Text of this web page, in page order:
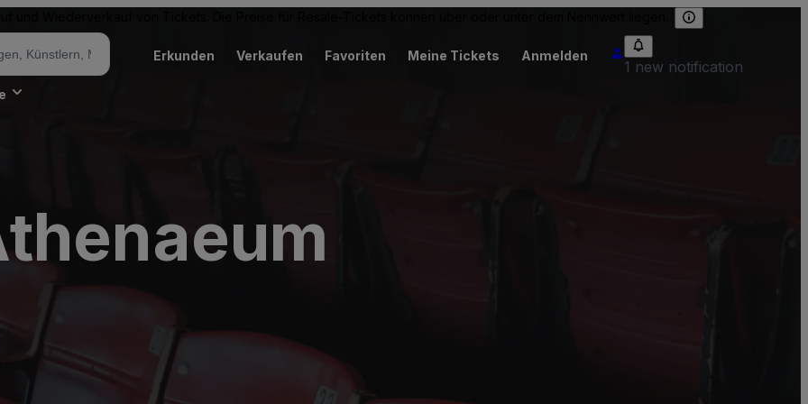
Erkunden Verkaufen Favoriten Meine Tickets Anmelden
1 new notification